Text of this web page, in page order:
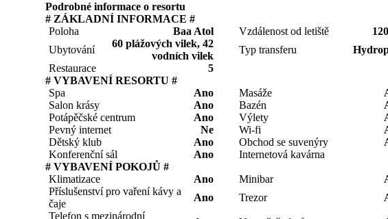
Podrobné informace o resortu
# ZÁKLADNÍ INFORMACE #
Poloha
Baa Atol Vzdálenost od letiště
Ubytování
60 plážových vilek, 42
vodních vilek
Typ transferu
Restaurace
5
# VYBAVENÍ RESORTU #
Spa
Ano Masáže
Salon krásy
Ano Bazén
Potápěčské centrum
Ano Výlety
Pevný internet
Ne Wi-fi
Dětský klub
Ano Obchod se suvenýry
Konferenční sál
Ano Internetová kavárna
# VYBAVENÍ POKOJŮ #
Klimatizace
Ano Minibar
Příslušenství pro vaření kávy a
čaje
Ano Trezor
Telefon s mezinárodní